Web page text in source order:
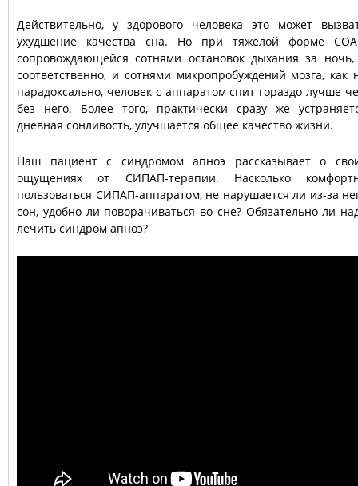
Действительно, у здорового человека это может
ухудшение качества сна. Но при тяжелой форме
сопровождающейся сотнями остановок дыхания за
соответственно, и сотнями микропробуждений мозга, как
парадоксально, человек с аппаратом спит гораздо лучше
без него. Более того, практически сразу же
дневная сонливость, улучшается общее качество жизни.
Наш пациент с синдромом апноэ рассказывает о
ощущениях от СИПАП-терапии. Насколько
пользоваться СИПАП-аппаратом, не нарушается ли из-за
сон, удобно ли поворачиваться во сне? Обязательно ли
лечить синдром апноэ?